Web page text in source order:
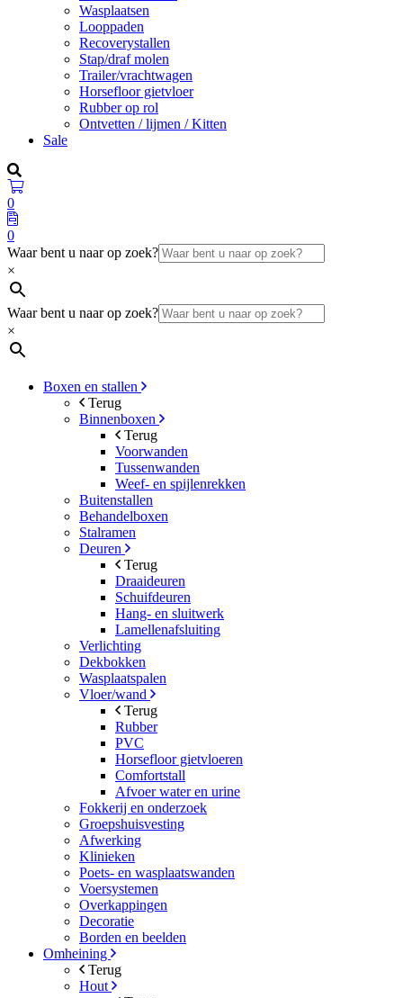
Wasplaatsen
Looppaden
Recoverystallen
Stap/draf molen
Trailer/vrachtwagen
Horsefloor gietvloer
Rubber op rol
Ontvetten / lijmen / Kitten
Sale
0
0
Waar bent u naar op zoek?
×
Waar bent u naar op zoek?
×
Boxen en stallen
Terug
Binnenboxen
Terug
Voorwanden
Tussenwanden
Weef- en spijlenrekken
Buitenstallen
Behandelboxen
Stalramen
Deuren
Terug
Draaideuren
Schuifdeuren
Hang- en sluitwerk
Lamellenafsluiting
Verlichting
Dekbokken
Wasplaatspalen
Vloer/wand
Terug
Rubber
PVC
Horsefloor gietvloeren
Comfortstall
Afvoer water en urine
Fokkerij en onderzoek
Groepshuisvesting
Afwerking
Klinieken
Poets- en wasplaatswanden
Voersystemen
Overkappingen
Decoratie
Borden en beelden
Omheining
Terug
Hout